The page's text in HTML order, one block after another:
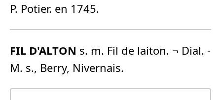
P. Potier. en 1745.
FIL D'ALTON s. m. Fil de laiton. ¬ Dial. -
M. s., Berry, Nivernais.